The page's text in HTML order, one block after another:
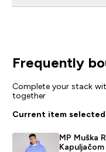
Frequently
Complete your stack
together
Current item selected
MP Muška